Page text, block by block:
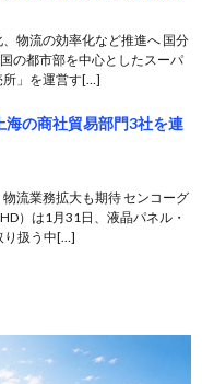
物流の効率化など推進へ 国分
の都市部を中心としたスーパ
所」を運営す[…]
の商社貿易部門3社を連
流業務拡大も期待 センコーグ
）は1月31日、液晶パネル・
り扱う中[…]